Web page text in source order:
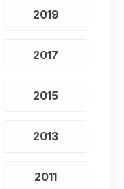
2019
2017
2015
2013
2011